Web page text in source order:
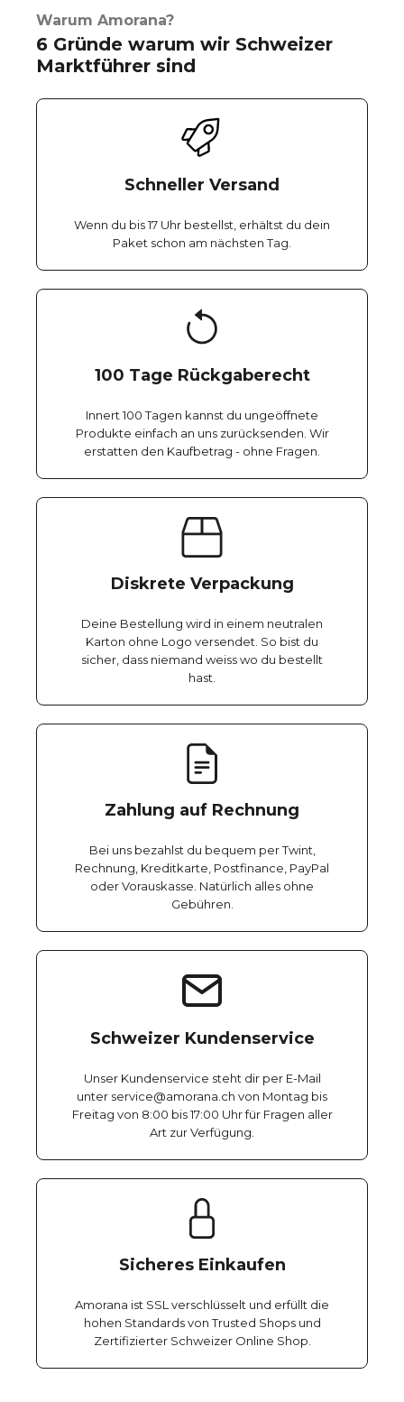
Warum Amorana?
6 Gründe warum wir Schweizer
Marktführer sind
Schneller Versand
Wenn du bis 17 Uhr bestellst, erhältst du dein
Paket schon am nächsten Tag.
100 Tage Rückgaberecht
Innert 100 Tagen kannst du ungeöffnete
Produkte einfach an uns zurücksenden. Wir
erstatten den Kaufbetrag - ohne Fragen.
Diskrete Verpackung
Deine Bestellung wird in einem neutralen
Karton ohne Logo versendet. So bist du
sicher, dass niemand weiss wo du bestellt
hast.
Zahlung auf Rechnung
Bei uns bezahlst du bequem per Twint,
Rechnung, Kreditkarte, Postfinance, PayPal
oder Vorauskasse. Natürlich alles ohne
Gebühren.
Schweizer Kundenservice
Unser Kundenservice steht dir per E-Mail
unter service@amorana.ch von Montag bis
Freitag von 8:00 bis 17:00 Uhr für Fragen aller
Art zur Verfügung.
Sicheres Einkaufen
Amorana ist SSL verschlüsselt und erfüllt die
hohen Standards von Trusted Shops und
Zertifizierter Schweizer Online Shop.